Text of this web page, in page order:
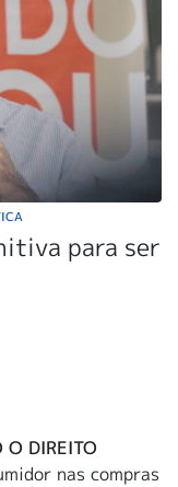
para ser
O DIREITO
nas compras